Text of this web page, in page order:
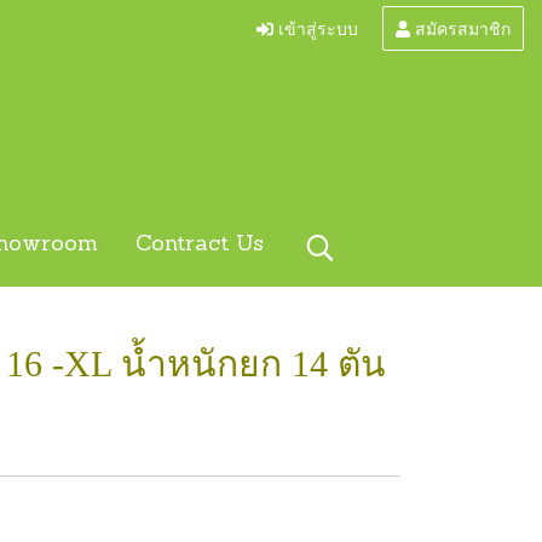
เข้าสู่ระบบ สมัครสมาชิก
Contract Us
16 -XL น้ำหนักยก 14 ตัน